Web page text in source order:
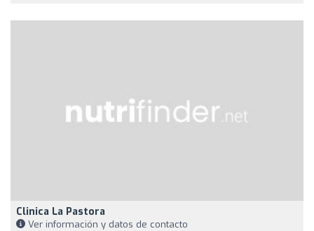
Clinica La Pastora
Ver información y datos de contacto